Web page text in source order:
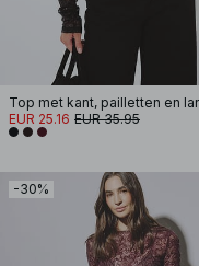
EUR 25.16 EUR 35.95
-30%